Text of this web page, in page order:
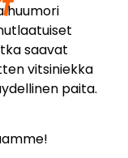
huumori
saavat
vitsiniekka
paita.